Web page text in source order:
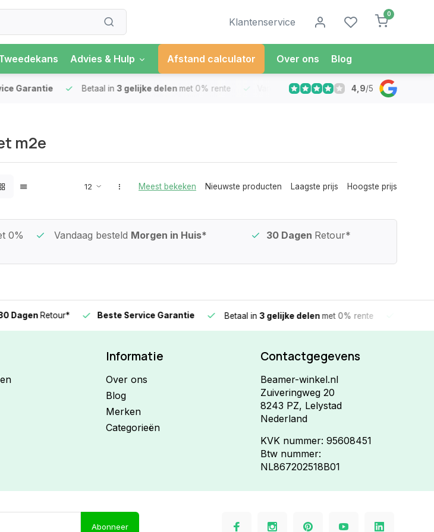
Klantenservice
0
Advies & Hulp Afstand calculator Over ons Blog
Garantie Betaal in 3 gelijke delen met 0% rente Vandaag besteldMorgen in Huis*
4,9/5
m2e
Meest bekeken Nieuwste producten Laagste prijs Hoogste prijs
0%
Vandaag besteld Morgen in Huis* 30 Dagen Retour*
Retour* Beste Service Garantie Betaal in3 gelijke delen met 0% rente
Informatie
Over ons
Blog
Merken
Categorieën
Contactgegevens
Beamer-winkel.nl
Zuiveringweg 20
8243 PZ, Lelystad
Nederland
KVK nummer: 95608451
Btw nummer:
NL867202518B01
Abonneer